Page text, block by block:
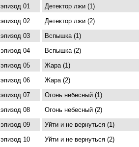
эпизод 01
Детектор лжи (1)
эпизод 02
Детектор лжи (2)
эпизод 03
Вспышка (1)
эпизод 04
Вспышка (2)
эпизод 05
Жара (1)
эпизод 06
Жара (2)
эпизод 07
Огонь небесный (1)
эпизод 08
Огонь небесный (2)
эпизод 09
Уйти и не вернуться (1)
эпизод 10
Уйти и не вернуться (2)